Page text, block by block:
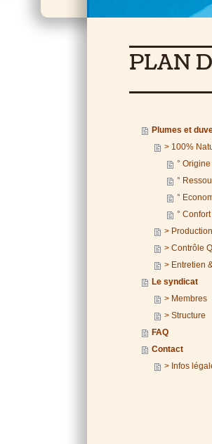
PLAN
Plumes et
> 100%
° Origine
°
°
° Confort
>
> Contrôle
> Entretien
Le syndicat
> Membres
> Structure
FAQ
Contact
> Infos